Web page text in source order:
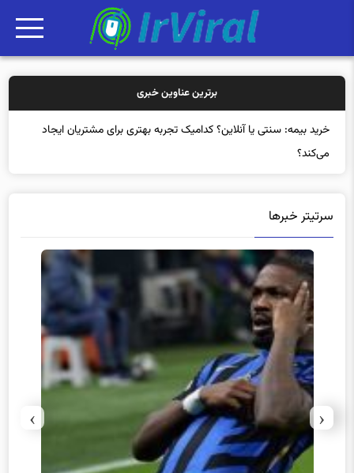
برترین عناوین خبری
خرید بیمه: سنتی یا آنلاین؟ کدامیک تجربه بهتری برای مشتریان ایجاد
می‌کند؟
سرتیتر خبرها
‹
›